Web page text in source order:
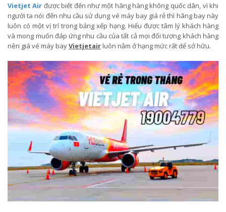
Vietjet Air được biết đến như một hãng hàng không quốc dân, vì khi
người ta nói đến nhu cầu sử dụng vé máy bay giá rẻ thì hãng bay này
luôn có một vị trí trong bảng xếp hạng. Hiểu được tâm lý khách hàng
và mong muốn đáp ứng nhu cầu của tất cả mọi đối tượng khách hàng
nên giá vé máy bayVietjetairluôn nằm ở hạng mức rất dể sở hữu.